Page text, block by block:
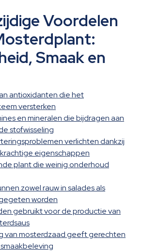
Voordelen
Smaak en
antioxidanten die het
versterken
en mineralen die bijdragen aan
stofwisseling
verlichten dankzij
eigenschappen
plant die weinig onderhoud
zowel rauw in salades als
worden
gebruikt voor de productie van
van mosterdzaad geeft gerechten